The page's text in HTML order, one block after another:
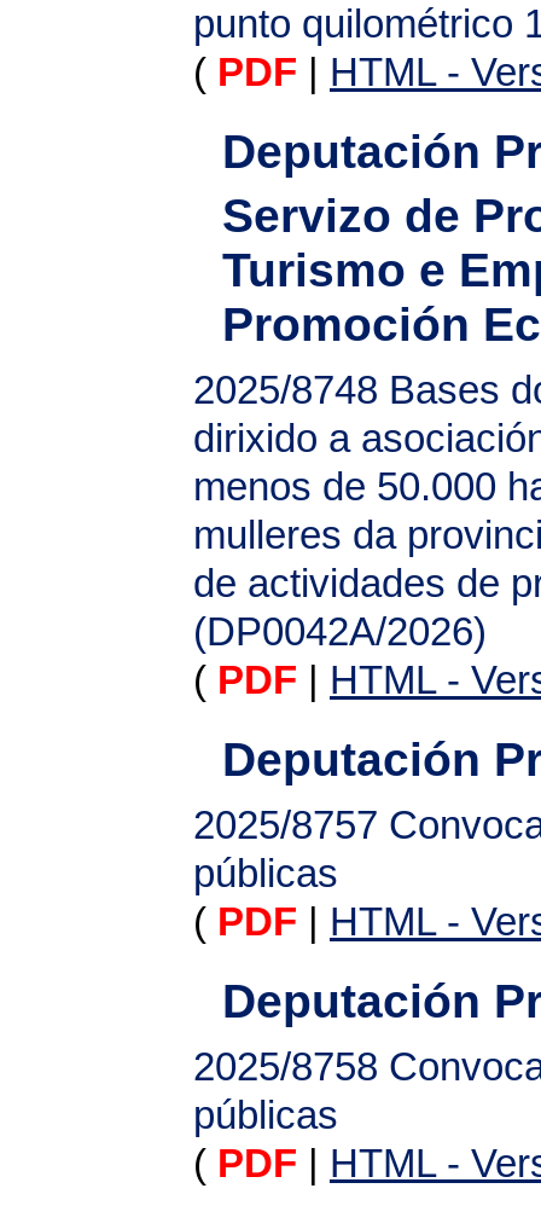
punto quilométrico
( PDF HTML -
Deputación
Servizo de
Turismo e
Promoción
2025/8748 Bases
dirixido a
menos de 50.000
mulleres da
de actividades de
(DP0042A/2026)
( PDF HTML -
Deputación
2025/8757
públicas
( PDF HTML -
Deputación
2025/8758
públicas
( PDF HTML -